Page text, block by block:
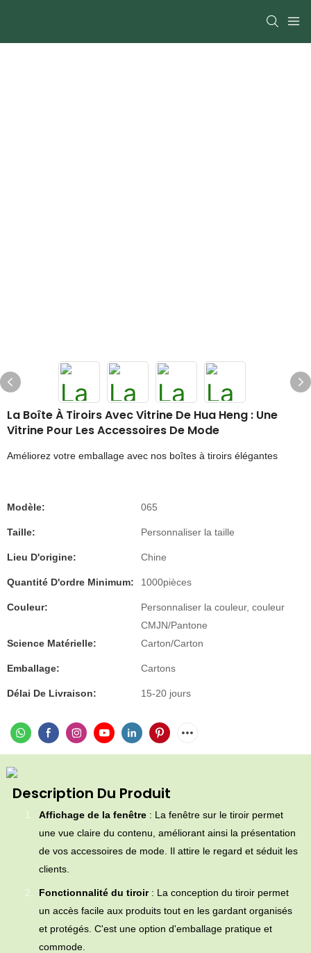
La Boîte À Tiroirs Avec Vitrine De Hua Heng : Une
Vitrine Pour Les Accessoires De Mode
Améliorez votre emballage avec nos boîtes à tiroirs élégantes
Modèle: 065
Taille: Personnaliser la taille
Lieu D'origine: Chine
Quantité D'ordre Minimum: 1000pièces
Couleur:
Personnaliser la couleur, couleur
CMJN/Pantone
Science Matérielle:
Carton/Carton
Emballage: Cartons
Délai De Livraison: 15-20 jours
Description Du Produit
Affichage de la fenêtre : La fenêtre sur le tiroir permet
une vue claire du contenu, améliorant ainsi la présentation
de vos accessoires de mode. Il attire le regard et séduit les
clients.
Fonctionnalité du tiroir : La conception du tiroir permet
un accès facile aux produits tout en les gardant organisés
et protégés. C'est une option d'emballage pratique et
commode.